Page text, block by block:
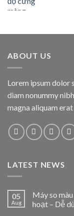
ABOUT US
Lorem ipsum dolor
diam nonummy
magna aliquam
LATEST NEWS
05
Aug
Máy so
hoạt – Dễ